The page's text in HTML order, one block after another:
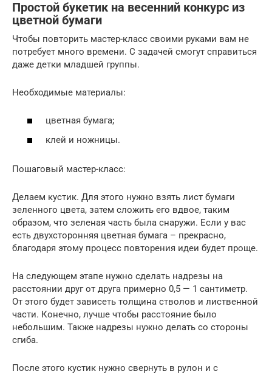
Простой букетик на весенний конкурс из
цветной бумаги
Чтобы повторить мастер-класс своими руками вам не
потребует много времени. С задачей смогут справиться
даже детки младшей группы.
Необходимые материалы:
цветная бумага;
клей и ножницы.
Пошаговый мастер-класс:
Делаем кустик. Для этого нужно взять лист бумаги
зеленного цвета, затем сложить его вдвое, таким
образом, что зеленая часть была снаружи. Если у вас
есть двухсторонняя цветная бумага – прекрасно,
благодаря этому процесс повторения идеи будет проще.
На следующем этапе нужно сделать надрезы на
расстоянии друг от друга примерно 0,5 — 1 сантиметр.
От этого будет зависеть толщина стволов и лиственной
части. Конечно, лучше чтобы расстояние было
небольшим. Также надрезы нужно делать со стороны
сгиба.
После этого кустик нужно свернуть в рулон и с